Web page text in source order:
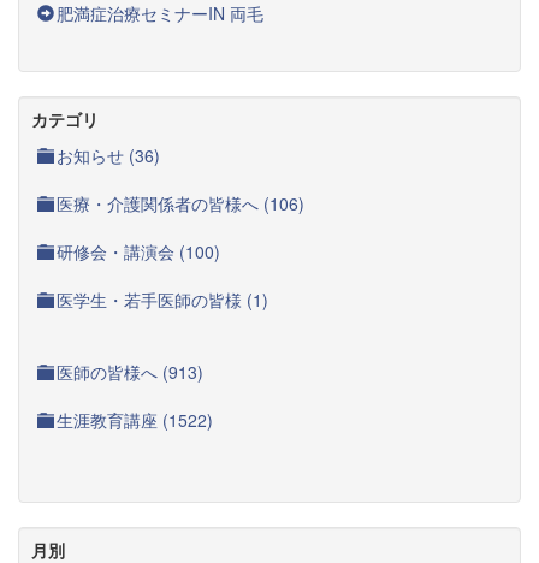
肥満症治療セミナーIN 両毛
カテゴリ
お知らせ (36)
医療・介護関係者の皆様へ (106)
研修会・講演会 (100)
医学生・若手医師の皆様 (1)
医師の皆様へ (913)
生涯教育講座 (1522)
月別